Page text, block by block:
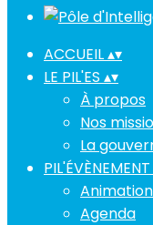
ACCUEIL▴▾
LE PIL'ES ▴▾
À propos
Nos
La
PIL'ÉVÈNEMENT
Agenda